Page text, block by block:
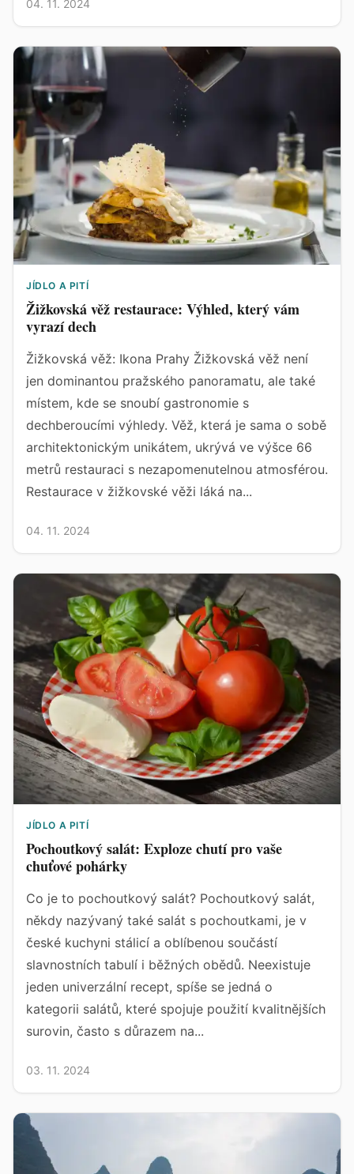
04. 11. 2024
JÍDLO A PITÍ
Žižkovská věž restaurace: Výhled, který vám
vyrazí dech
Žižkovská věž: Ikona Prahy Žižkovská věž není
jen dominantou pražského panoramatu, ale také
místem, kde se snoubí gastronomie s
dechberoucími výhledy. Věž, která je sama o sobě
architektonickým unikátem, ukrývá ve výšce 66
metrů restauraci s nezapomenutelnou atmosférou.
Restaurace v žižkovské věži láká na...
04. 11. 2024
JÍDLO A PITÍ
Pochoutkový salát: Exploze chutí pro vaše
chuťové pohárky
Co je to pochoutkový salát? Pochoutkový salát,
někdy nazývaný také salát s pochoutkami, je v
české kuchyni stálicí a oblíbenou součástí
slavnostních tabulí i běžných obědů. Neexistuje
jeden univerzální recept, spíše se jedná o
kategorii salátů, které spojuje použití kvalitnějších
surovin, často s důrazem na...
03. 11. 2024